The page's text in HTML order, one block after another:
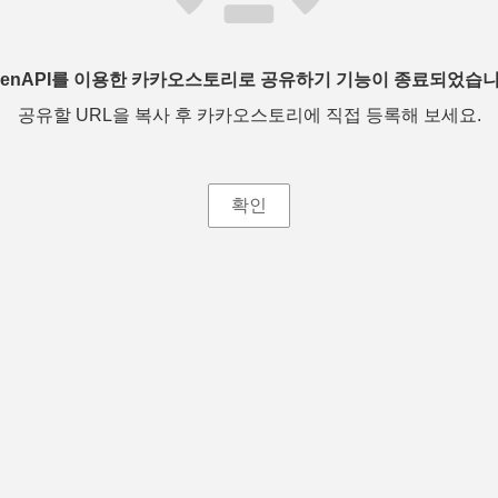
를 이용한 카카오스토리로 공유하기 기능이 종료되었습
공유할 URL을 복사 후 카카오스토리에 직접 등록해 보세요.
확인